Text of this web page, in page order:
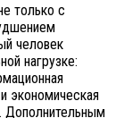
только с
человек
нагрузке:
экономическая
Дополнительным